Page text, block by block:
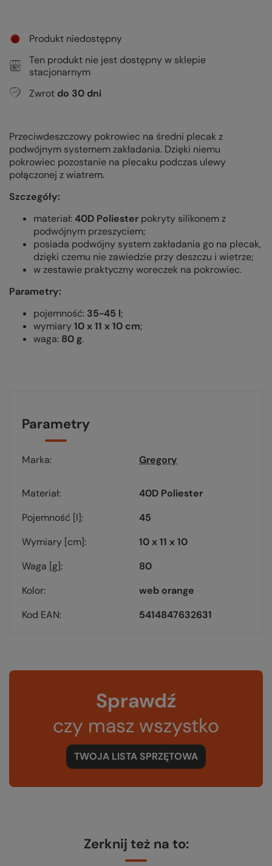
Produkt niedostępny
Ten produkt nie jest dostępny w sklepie
stacjonarnym
Zwrot do 30 dni
Przeciwdeszczowy pokrowiec na średni plecak z
podwójnym systemem zakładania. Dzięki niemu
pokrowiec pozostanie na plecaku podczas ulewy
połączonej z wiatrem.
Szczegóły:
materiał:40D Poliester pokryty silikonem z
podwójnym przeszyciem;
posiada podwójny system zakładania go na plecak,
dzięki czemu nie zawiedzie przy deszczu i wietrze;
w zestawie praktyczny woreczek na pokrowiec.
Parametry:
pojemność: 35-45 l;
wymiary10 x 11 x 10 cm;
waga: 80 g.
Parametry
Marka Gregory
Materiał
40D Poliester
Pojemność [l]
45
Wymiary [cm]
10 x 11 x 10
Waga [g]
80
Kolor
web orange
Kod EAN
5414847632631
Sprawdź
czy masz wszystko
TWOJA LISTA SPRZĘTOWA
Zerknij też na to: